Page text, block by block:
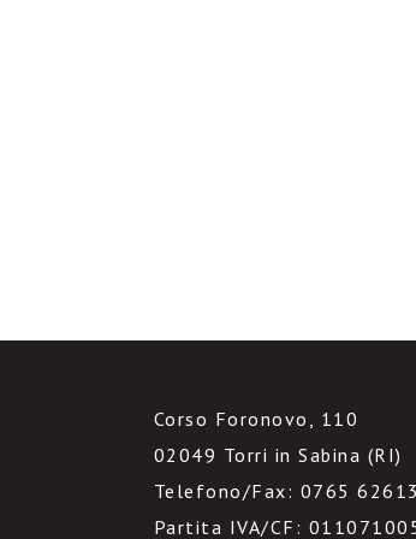
Corso Foronovo, 110
02049 Torri in Sabina (RI)
Telefono/Fax: 0765 62613
Partita IVA/CF: